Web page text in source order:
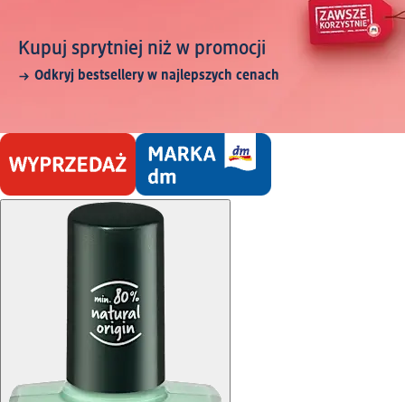
Kupuj sprytniej niż w promocji
Odkryj bestsellery w najlepszych cenach